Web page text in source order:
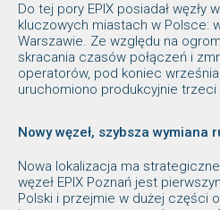
Do tej pory EPIX posiadał węzły
kluczowych miastach w Polsce:
Warszawie. Ze względu na
skracania czasów połączeń i
operatorów, pod koniec
uruchomiono produkcyjnie trzeci
Nowy węzeł, szybsza wymiana
Nowa lokalizacja ma
węzeł EPIX Poznań jest
Polski i przejmie w dużej części